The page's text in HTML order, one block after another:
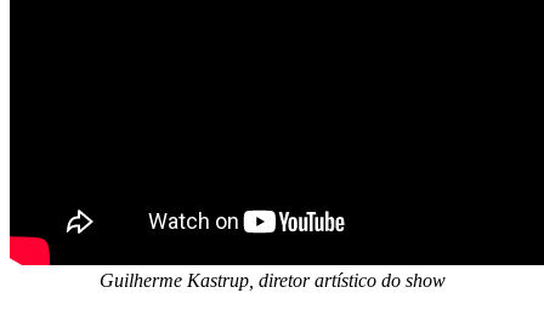
Guilherme Kastrup, diretor artístico do show